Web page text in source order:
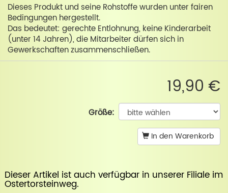
Dieses Produkt und seine Rohstoffe wurden unter fairen
Bedingungen hergestellt.
Das bedeutet: gerechte Entlohnung, keine Kinderarbeit
(unter 14 Jahren), die Mitarbeiter dürfen sich in
Gewerkschaften zusammenschließen.
19,90 €
Größe:
In den Warenkorb
Dieser Artikel ist auch verfügbar in unserer Filiale im
Ostertorsteinweg.